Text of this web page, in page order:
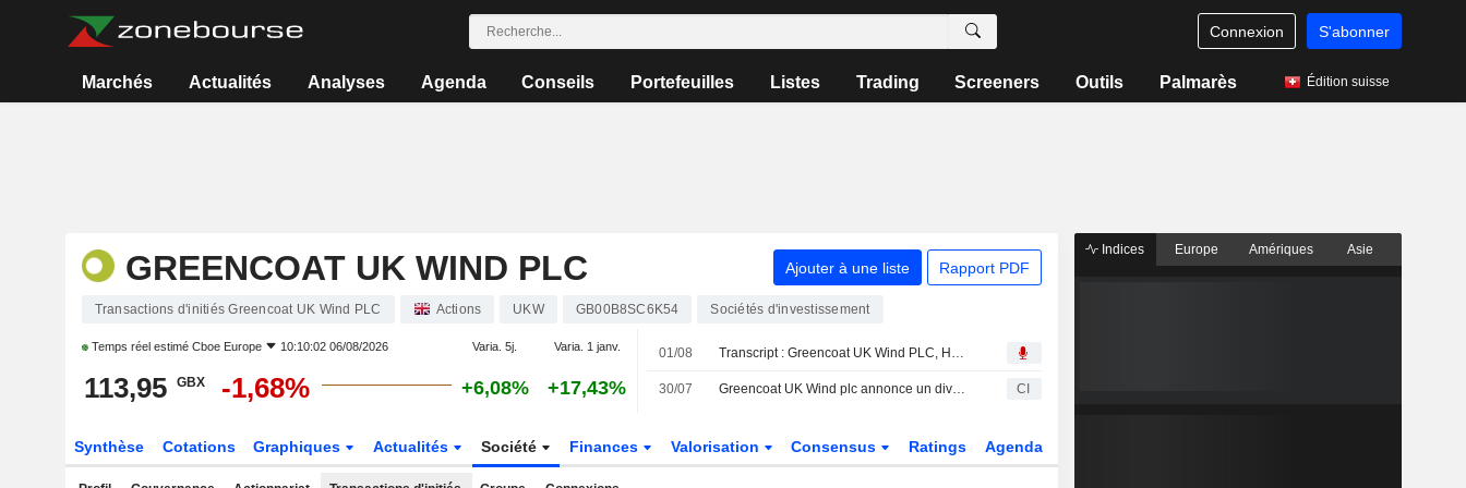
Connexion S'abonner
Marchés Actualités Analyses Agenda Conseils Portefeuilles Listes Trading Screeners Outils Palmarès Édition suisse
GREENCOAT UK WIND PLC Ajouter à une liste Rapport PDF
Transactions d'initiés Greencoat UK Wind PLC Actions UKW GB00B8SC6K54 Sociétés d'investissement
Temps réel estimé Cboe Europe 10:10:02 06/08/2026 Varia. 5j. Varia. 1 janv.
113,95 GBX -1,68% +6,08% +17,43%
01/08 Transcript : Greencoat UK Wind PLC, H1 2026 Earnings Call, Jul 31, 2026
30/07 Greencoat UK Wind plc annonce un dividende trimestriel, payable le 28 août 2026 CI
Synthèse Cotations Graphiques Actualités Société Finances Valorisation Consensus Ratings Agenda
Indices Europe Amériques Asie